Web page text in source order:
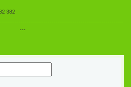
382
---